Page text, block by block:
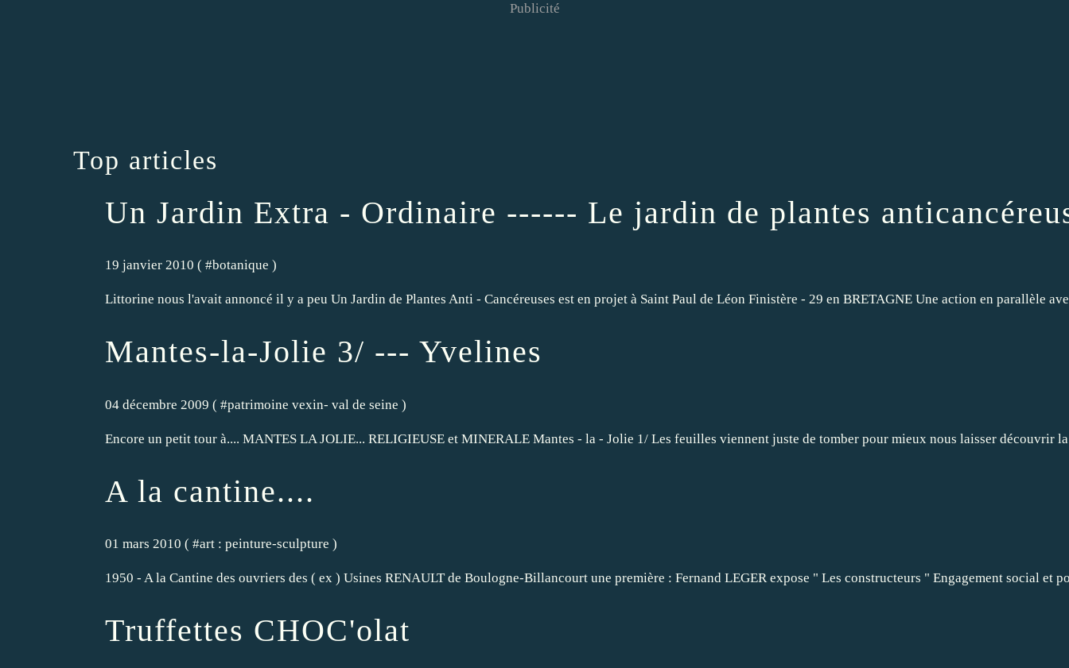
Publicité
Top articles
Un Jardin Extra - Ordinaire ------ Le jardin de plantes
19 janvier 2010 ( #botanique )
Littorine nous l'avait annoncé il y a peu Un Jardin de Plantes Anti - Cancéreuses est en projet à Saint Paul de Léon Finistère - 29 en BRETAGNE Une action en parallèle
Mantes-la-Jolie 3/ --- Yvelines
04 décembre 2009 ( #patrimoine vexin- val de seine )
Encore un petit tour à.... MANTES LA JOLIE... RELIGIEUSE et MINERALE Mantes - la - Jolie 1/ Les feuilles viennent juste de tomber pour mieux nous laisser découvrir
A la cantine....
01 mars 2010 ( #art : peinture-sculpture )
1950 - A la Cantine des ouvriers des ( ex ) Usines RENAULT de Boulogne-Billancourt une première : Fernand LEGER expose " Les constructeurs " Engagement social
Truffettes CHOC'olat